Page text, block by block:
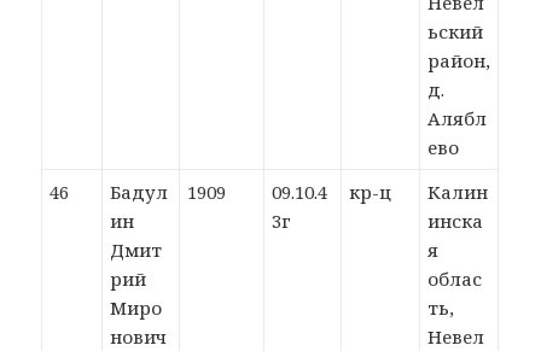
ьский
район,
д.
Алябл
ево
46
Бадул
ин
Дмит
рий
Миро
нович
1909
09.10.4
3г
кр-ц
Калин
инска
я
облас
ть,
Невел